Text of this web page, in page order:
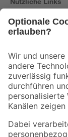
Der toom
Zur
Folge uns